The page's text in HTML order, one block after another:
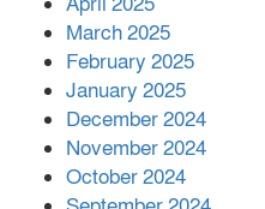
March 2025
February 2025
January 2025
December 2024
November 2024
October 2024